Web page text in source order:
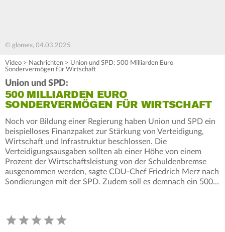
© glomex, 04.03.2025
Video > Nachrichten > Union und SPD: 500 Milliarden Euro
Sondervermögen für Wirtschaft
Union und SPD:
500 MILLIARDEN EURO
SONDERVERMÖGEN FÜR WIRTSCHAFT
Noch vor Bildung einer Regierung haben Union und SPD ein
beispielloses Finanzpaket zur Stärkung von Verteidigung,
Wirtschaft und Infrastruktur beschlossen. Die
Verteidigungsausgaben sollten ab einer Höhe von einem
Prozent der Wirtschaftsleistung von der Schuldenbremse
ausgenommen werden, sagte CDU-Chef Friedrich Merz nach
Sondierungen mit der SPD. Zudem soll es demnach ein 500…